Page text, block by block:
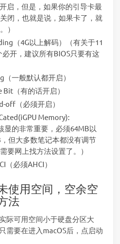
启，但是，如果你的引导卡最
闭，也就是说，如果卡了，就
）
（4G以上解码）（有关于11
必开，建议所有BIOS只要有这
一般默认都开启）
（有的话开启）
off（必须开启）
Memory):
显的非常重要，必须64MB以
，但大多数笔记本都没有调节
要网上找方法设置了。）
（必须AHCI）
使用空间，空余空
法
际可用空间小于硬盘分区大
需要在进入macOS后，点启动